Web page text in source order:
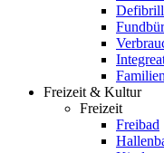
Freizeit & Kultur
Freizeit
Freibad